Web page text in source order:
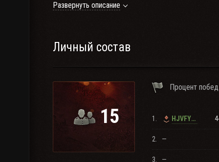
6. Минимальный онлайн 5 из 7 дней в неделю:
Развернуть описание
Личный состав
15
Процент побед
1. HJVFY72
2. —
3. —